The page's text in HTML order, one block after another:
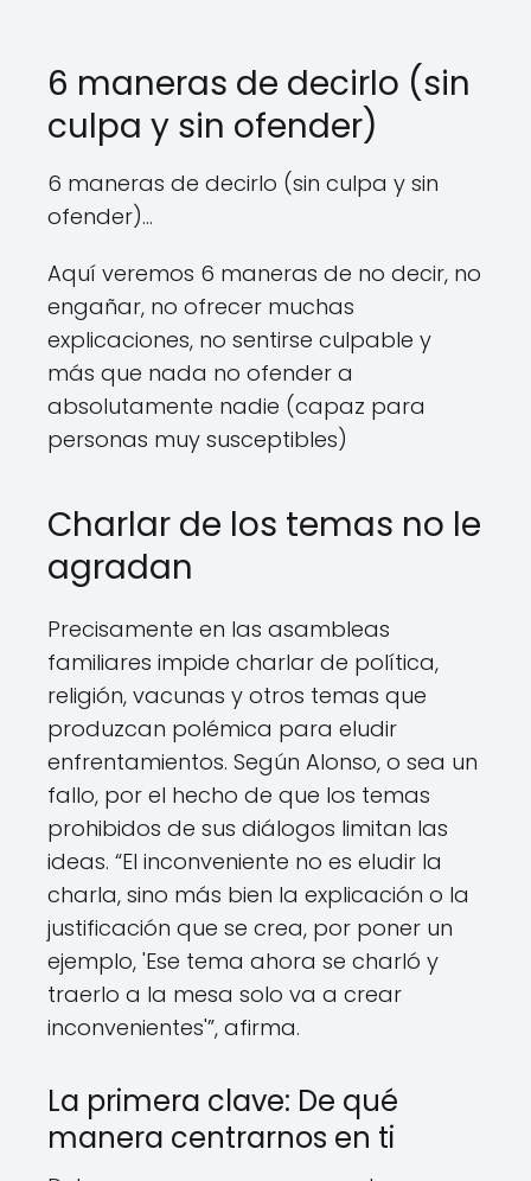
6 maneras de decirlo (sin
culpa y sin ofender)
6 maneras de decirlo (sin culpa y sin
ofender)...
Aquí veremos 6 maneras de no decir, no
engañar, no ofrecer muchas
explicaciones, no sentirse culpable y
más que nada no ofender a
absolutamente nadie (capaz para
personas muy susceptibles)
Charlar de los temas no le
agradan
Precisamente en las asambleas
familiares impide charlar de política,
religión, vacunas y otros temas que
produzcan polémica para eludir
enfrentamientos. Según Alonso, o sea un
fallo, por el hecho de que los temas
prohibidos de sus diálogos limitan las
ideas. “El inconveniente no es eludir la
charla, sino más bien la explicación o la
justificación que se crea, por poner un
ejemplo, 'Ese tema ahora se charló y
traerlo a la mesa solo va a crear
inconvenientes'”, afirma.
La primera clave: De qué
manera centrarnos en ti